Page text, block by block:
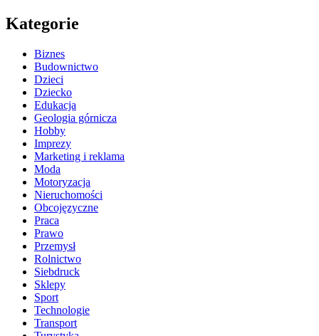
Kategorie
Biznes
Budownictwo
Dzieci
Dziecko
Edukacja
Geologia górnicza
Hobby
Imprezy
Marketing i reklama
Moda
Motoryzacja
Nieruchomości
Obcojęzyczne
Praca
Prawo
Przemysł
Rolnictwo
Siebdruck
Sklepy
Sport
Technologie
Transport